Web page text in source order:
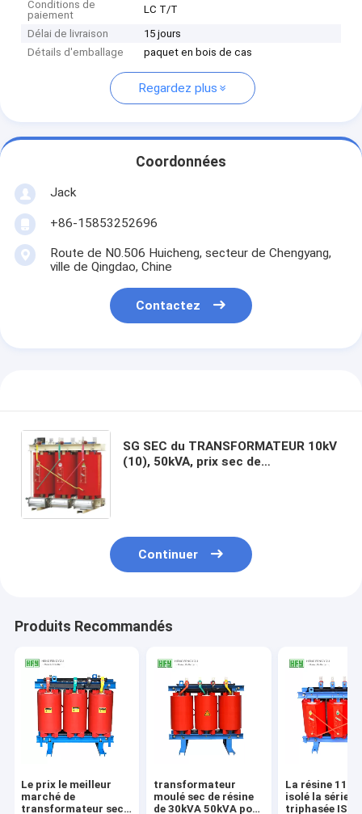
Conditions de
paiement
LC T/T
Délai de livraison
15 jours
Détails d'emballage
paquet en bois de cas
Regardez plus
Coordonnées
Jack
+86-15853252696
Route de N0.506 Huicheng, secteur de Chengyang,
ville de Qingdao, Chine
Contactez
SG SEC du TRANSFORMATEUR 10kV
(10), 50kVA, prix sec de
Continuer
Produits Recommandés
Le prix le meilleur
marché de
transformateur sec
transformateur
moulé sec de résine
de 30kVA 50kVA pour
La résine
isolé la série
triphasée